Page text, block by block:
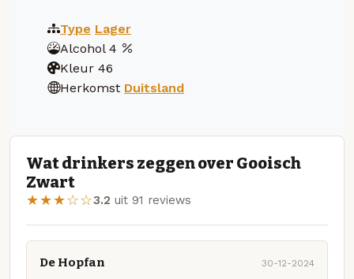
Type Lager
Alcohol 4
Kleur 46
Herkomst Duitsland
Wat drinkers zeggen over Gooisch
Zwart
★★★☆☆3.2 uit 91 reviews
De Hopfan 30-12-2024